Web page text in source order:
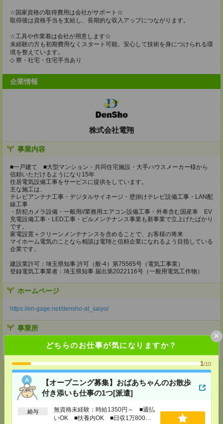
どちらのお仕事が気になりますか？
1/10
【オープニング募集】おばあちゃんのお散歩
付き添いも仕事の1つ[派遣]
給与
無資格未経験：時給1350円～ ■週払
いOK ■扶養内OK ■日収1万800円
×
☆国家資格の取得費用は会社がサポート☆
取得後は資格手当を支給し、長期的な収入アップにつながります。
☆工具や作業着は会社が用意します☆
未経験の方も初期費用なくスタート可能。安心して技術を身につけられる環
境を整えています。
◇ 寮・社宅・住宅手当あり
企業情報
株式会社電翔
事業内容
■一戸建て ■大型マンション・共同住宅施設・大手ハウスメーカー様から
信頼いただけるようになり15年
住居電気設備工事をサービスに提供をしています。
主な施工は、
テレビアンテナ工事・デジタルサイネージ・壁掛けテレビ設備工事・LAN配
線工事
・防犯カメラ設備・一般用//業務用エアコン設備工事・外車含む国産車 EV
充電設備工事・LED工事・ビルメンテナンス事業も新事業で立上げたばかり
です。
家電設置＋クリーンメンテナンスを含めることで、お客様の将来
マイホーム電気のことなら相談は電翔と信頼企業になれるよう目指している
企業です。
建設業許可：埼玉県知事 許可（般-4）第75565号（電気工事業）
登録電気工事業者：埼玉県知事 届出第2022116号（一般用電気工作物）
ホームページ
https://en-gage.net/densho-at_saiyo/
事業所
埼玉県越谷市弥生町3-33越谷東駅前ビル202
応募ページへ